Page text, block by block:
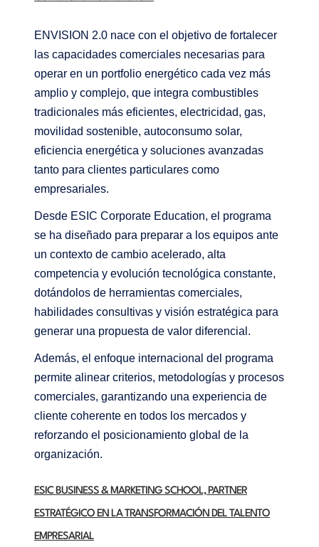
ENVISION 2.0 nace con el objetivo de fortalecer
las capacidades comerciales necesarias para
operar en un portfolio energético cada vez más
amplio y complejo, que integra combustibles
tradicionales más eficientes, electricidad, gas,
movilidad sostenible, autoconsumo solar,
eficiencia energética y soluciones avanzadas
tanto para clientes particulares como
empresariales.
Desde ESIC Corporate Education, el programa
se ha diseñado para preparar a los equipos ante
un contexto de cambio acelerado, alta
competencia y evolución tecnológica constante,
dotándolos de herramientas comerciales,
habilidades consultivas y visión estratégica para
generar una propuesta de valor diferencial.
Además, el enfoque internacional del programa
permite alinear criterios, metodologías y procesos
comerciales, garantizando una experiencia de
cliente coherente en todos los mercados y
reforzando el posicionamiento global de la
organización.
ESIC BUSINESS & MARKETING SCHOOL, PARTNER
ESTRATÉGICO EN LA TRANSFORMACIÓN DEL TALENTO
EMPRESARIAL